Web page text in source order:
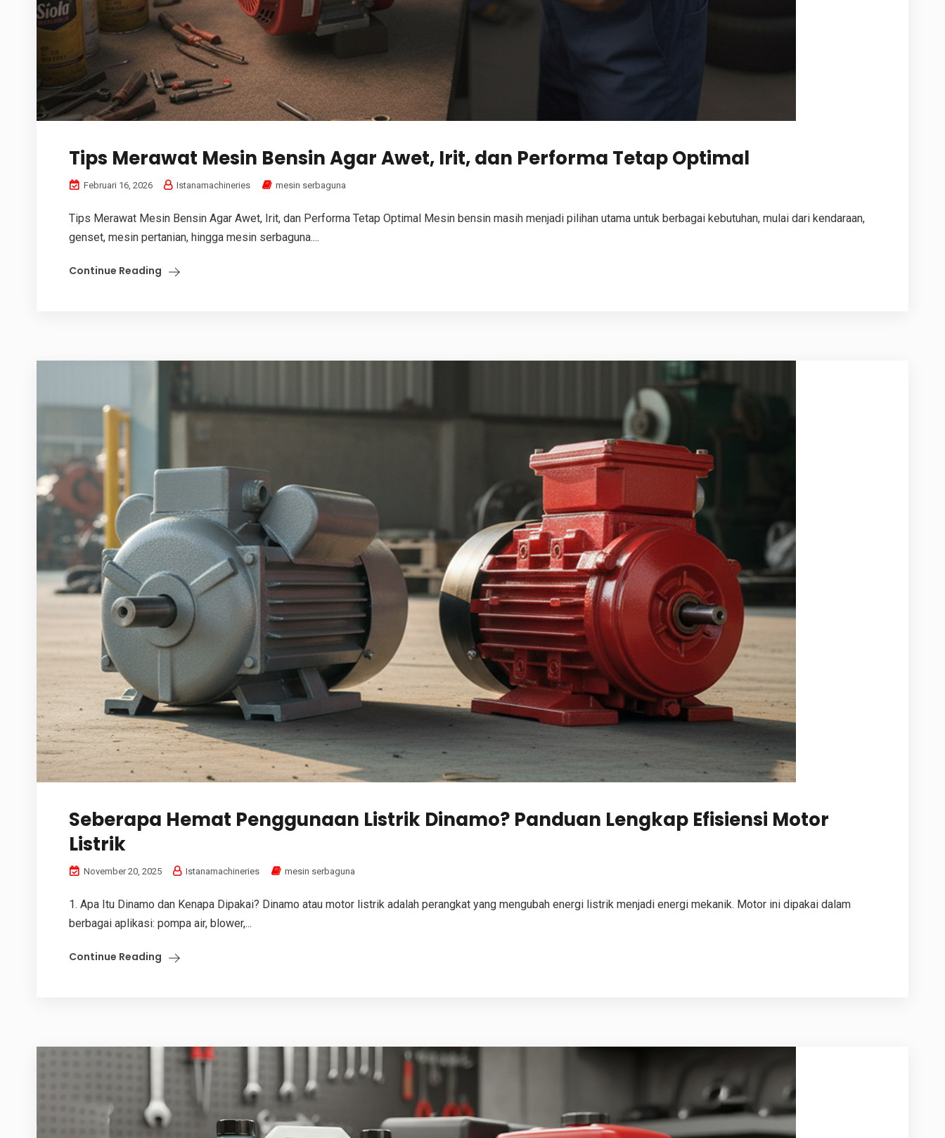
Tips Merawat Mesin Bensin Agar Awet, Irit, dan Performa Tetap Optimal
Februari 16, 2026 Istanamachineries mesin serbaguna
Tips Merawat Mesin Bensin Agar Awet, Irit, dan Performa Tetap Optimal Mesin bensin masih menjadi pilihan utama untuk berbagai kebutuhan, mulai dari kendaraan,
genset, mesin pertanian, hingga mesin serbaguna....
Continue Reading
Seberapa Hemat Penggunaan Listrik Dinamo? Panduan Lengkap Efisiensi Motor
Listrik
November 20, 2025 Istanamachineries mesin serbaguna
1. Apa Itu Dinamo dan Kenapa Dipakai? Dinamo atau motor listrik adalah perangkat yang mengubah energi listrik menjadi energi mekanik. Motor ini dipakai dalam
berbagai aplikasi: pompa air, blower,...
Continue Reading